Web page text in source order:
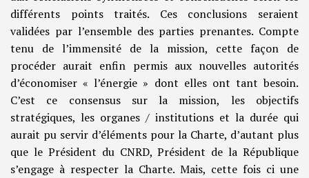
différents points traités. Ces conclusions seraient
validées par l’ensemble des parties prenantes. Compte
tenu de l’immensité de la mission, cette façon de
procéder aurait enfin permis aux nouvelles autorités
d’économiser « l’énergie » dont elles ont tant besoin.
C’est ce consensus sur la mission, les objectifs
stratégiques, les organes / institutions et la durée qui
aurait pu servir d’éléments pour la Charte, d’autant plus
que le Président du CNRD, Président de la République
s’engage à respecter la Charte. Mais, cette fois ci une